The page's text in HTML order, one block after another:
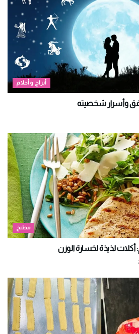
أبراج وأحلام
وأسرار شخصيته
مطبخ
لذيذة لخسارة الوزن